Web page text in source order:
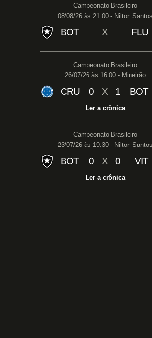
Campeonato Brasileiro
08/08/26 às 21:00 - Nilton Santos
BOT X FLU
Campeonato Brasileiro
26/07/26 às 16:00 - Mineirão
CRU 0 X 1 BOT
Ler a crônica
Campeonato Brasileiro
23/07/26 às 19:30 - Nilton Santos
BOT 0 X 0 VIT
Ler a crônica